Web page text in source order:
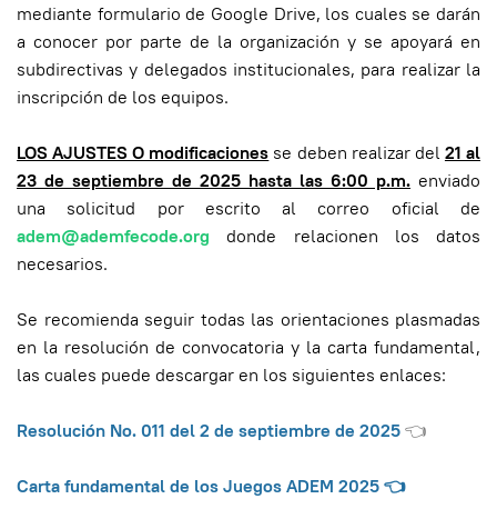
mediante formulario de Google Drive, los cuales se darán
a conocer por parte de la organización y se apoyará en
subdirectivas y delegados institucionales, para realizar la
inscripción de los equipos.
LOS AJUSTES O modificaciones se deben realizar del 21 al
23 de septiembre de 2025 hasta las 6:00 p.m. enviado
una solicitud por escrito al correo oficial de
adem@ademfecode.org donde relacionen los datos
necesarios.
Se recomienda seguir todas las orientaciones plasmadas
en la resolución de convocatoria y la carta fundamental,
las cuales puede descargar en los siguientes enlaces:
Resolución No. 011 del 2 de septiembre de 2025👈
Carta fundamental de los Juegos ADEM 2025👈